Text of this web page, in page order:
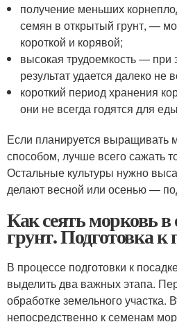
получение меньших
семян в открытый грунт, —
короткой и корявой;
высокая трудоемкость — при
результат удается далеко не
короткий период хранения
они не всегда годятся для
Если планируется выращивать
способом, лучше всего сажать
Остальные культуры нужно
делают весной или осенью —
Как сеять морковь
грунт. Подготовка к
В процессе подготовки к
выделить два важных этапа.
обработке земельного участка.
непосредственно к семенам